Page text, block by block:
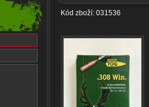
Kód zboží: 031536